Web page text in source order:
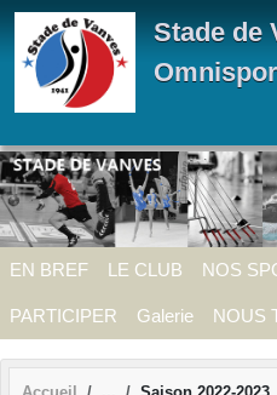
Stade de
EN BREF LE CLUB NOS
PARTICIPER Galerie NOUS
Panneau de gestion des cookies